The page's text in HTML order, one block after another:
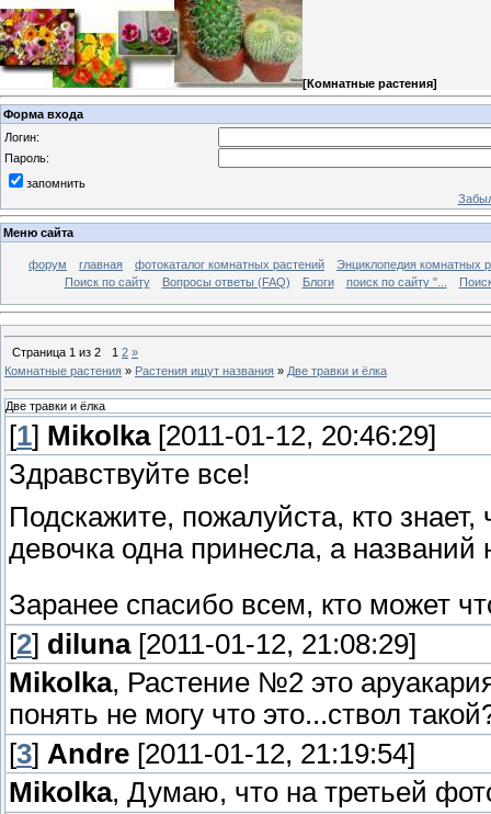
[Комнатные растения]
Форма входа
Логин:
Пароль:
запомнить
Меню сайта
форум главная фотокаталог комнатных растений
Энциклопедия комнатных
Поиск по сайту
Вопросы ответы (FAQ) Блоги поиск по сайту "...
Страница 1 из 2 1 2 »
Комнатные растения » Растения ищут названия » Две травки и ёлка
Две травки и ёлка
[1] Mikolka[2011-01-12, 20:46:29]
Здравствуйте все!
Подскажите, пожалуйста, кто
девочка одна принесла, а названий
Заранее спасибо всем, кто может
[2] diluna[2011-01-12, 21:08:29]
Mikolka, Растение №2 это
понять не могу что это...ствол
[3] Andre [2011-01-12, 21:19:54]
Mikolka, Думаю, что на третьей